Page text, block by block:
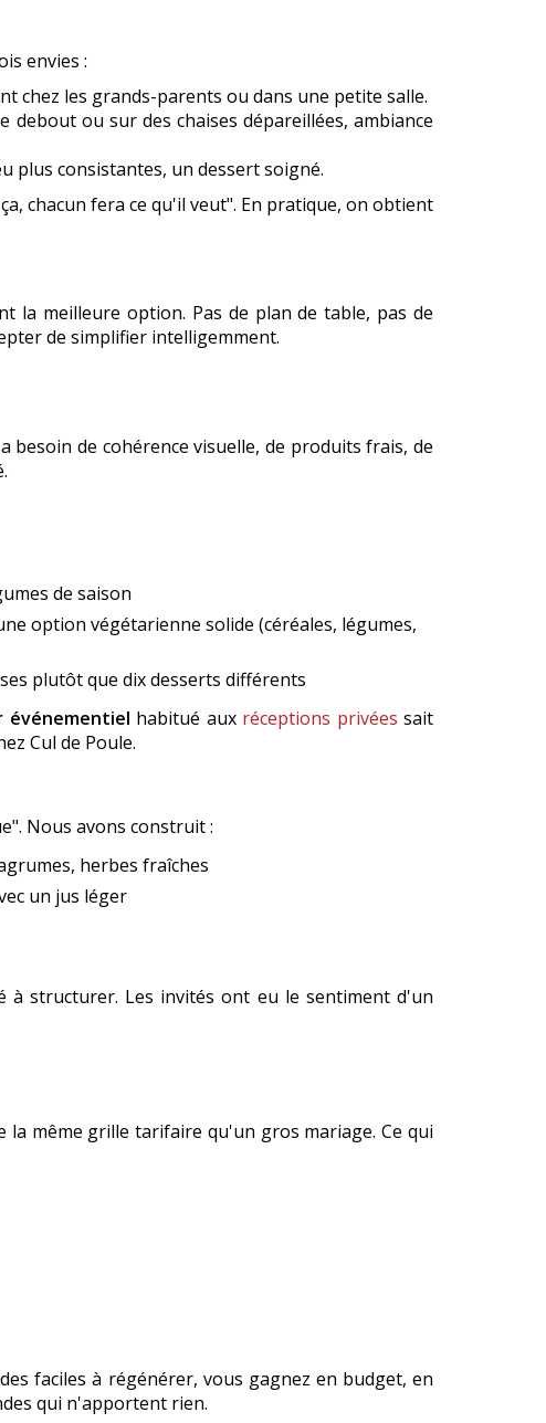
envies :
chez les grands-parents ou dans une petite salle.
ou sur des chaises dépareillées, ambiance
plus consistantes, un dessert soigné.
chacun fera ce qu'il veut". En pratique, on obtient
la meilleure option. Pas de plan de table, pas de
de simplifier intelligemment.
besoin de cohérence visuelle, de produits frais, de
de saison
option végétarienne solide (céréales, légumes,
plutôt que dix desserts différents
habitué aux réceptions privées sait
Cul de Poule.
Nous avons construit :
herbes fraîches
un jus léger
à structurer. Les invités ont eu le sentiment d'un
même grille tarifaire qu'un gros mariage. Ce qui
faciles à régénérer, vous gagnez en budget, en
qui n'apportent rien.